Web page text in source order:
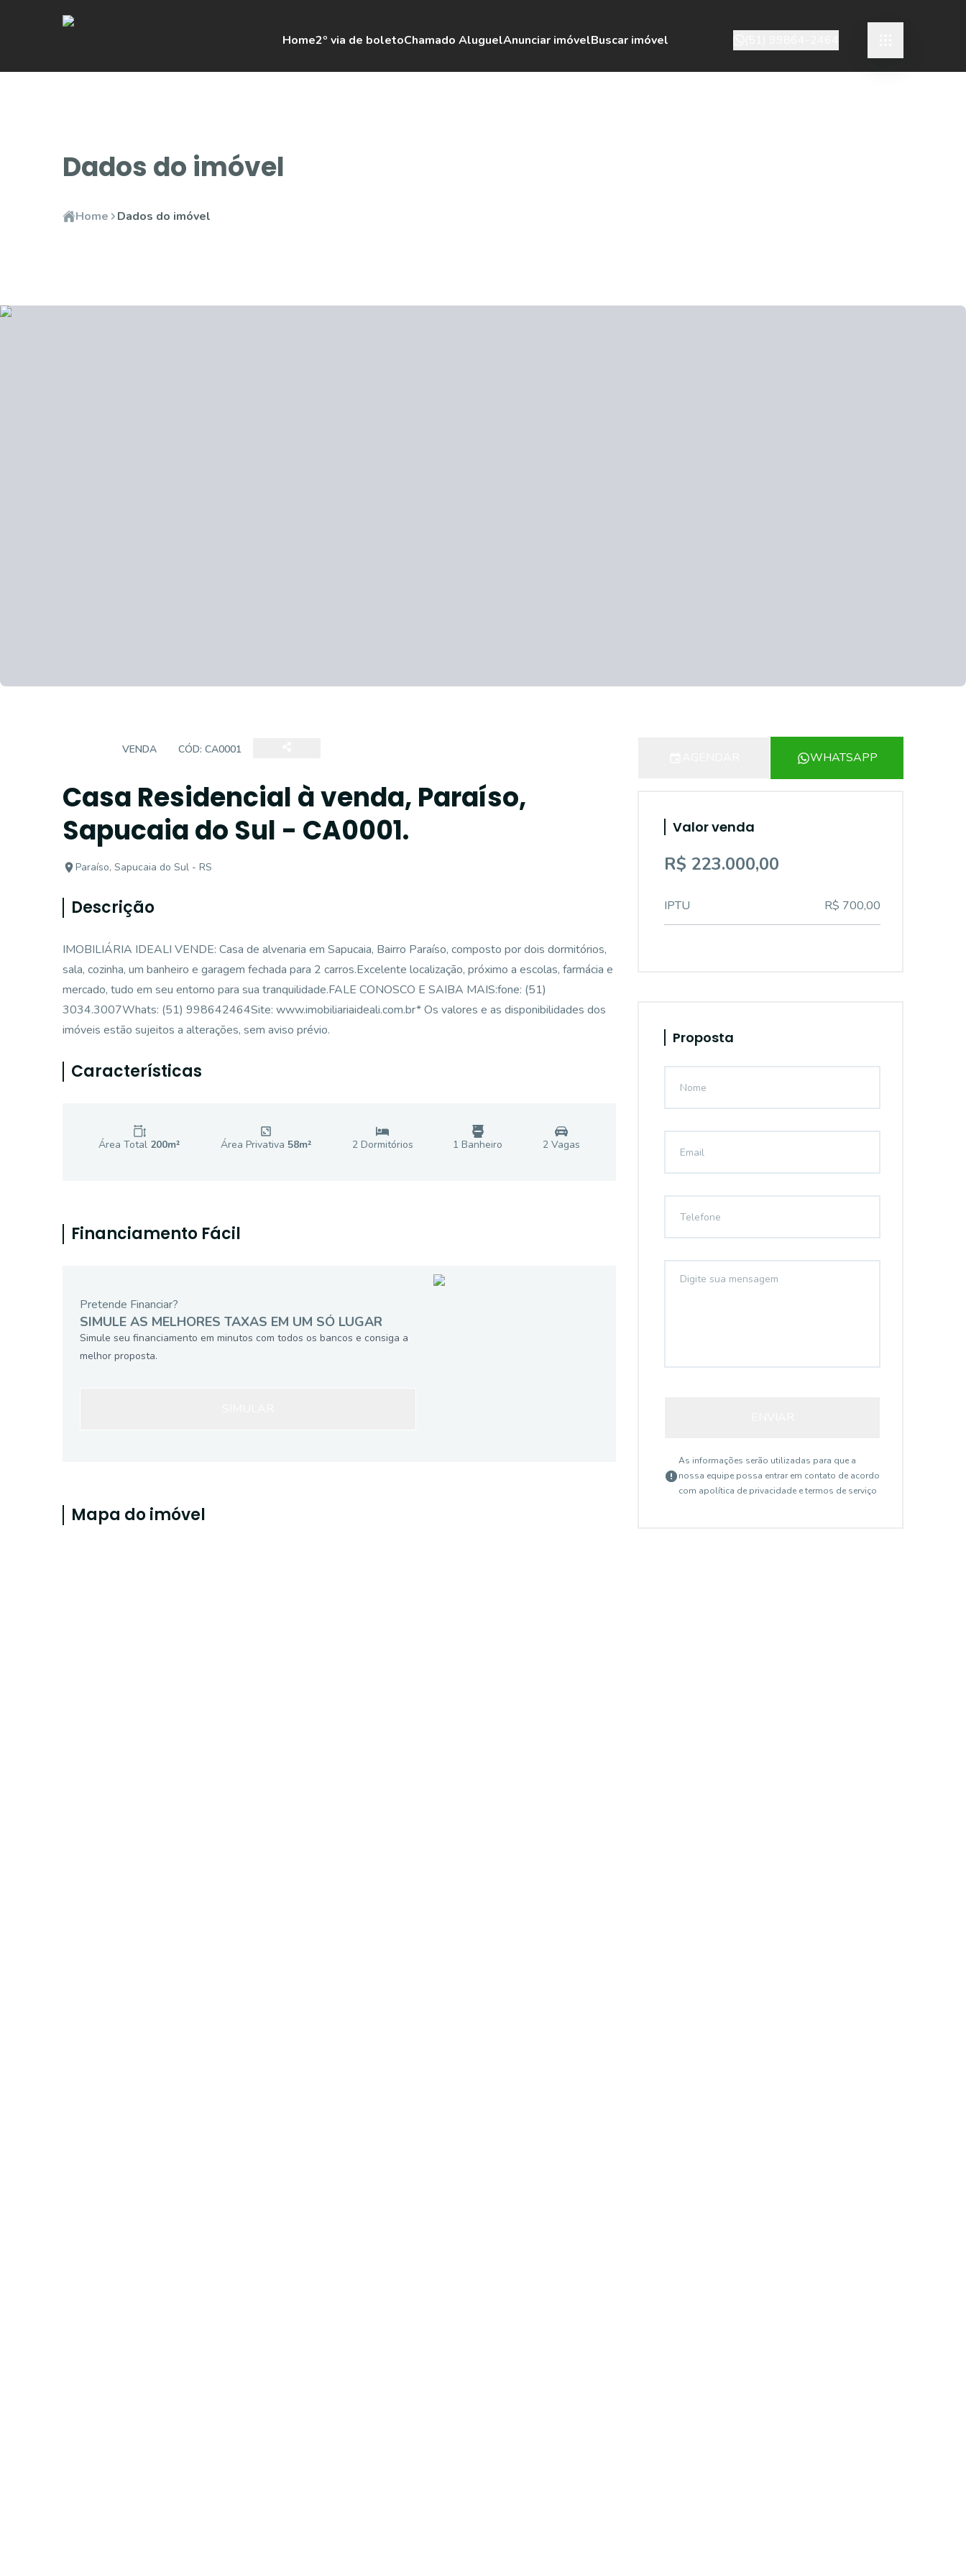
Home2º via de boletoChamado AluguelAnunciar imóvelBuscar imóvel
Dados do imóvel
Home Dados do imóvel
VENDA CÓD: CA0001
Casa Residencial à venda, Paraíso,
Sapucaia do Sul - CA0001.
Paraíso, Sapucaia do Sul - RS
Descrição
IMOBILIÁRIA IDEALI VENDE: Casa de alvenaria em Sapucaia, Bairro Paraíso, composto por dois dormitórios,
sala, cozinha, um banheiro e garagem fechada para 2 carros.Excelente localização, próximo a escolas, farmácia e
mercado, tudo em seu entorno para sua tranquilidade.FALE CONOSCO E SAIBA MAIS:fone: (51)
3034.3007Whats: (51) 998642464Site: www.imobiliariaideali.com.br* Os valores e as disponibilidades dos
imóveis estão sujeitos a alterações, sem aviso prévio.
Características
Área Total 200m² Área Privativa 58m² 2Dormitórios 1 Banheiro 2 Vagas
Financiamento Fácil
Pretende Financiar?
SIMULE AS MELHORES TAXAS EM UM SÓ LUGAR
Simule seu financiamento em minutos com todos os bancos e consiga a
melhor proposta.
Mapa do imóvel
WHATSAPP
Valor venda
R$ 223.000,00
IPTU R$ 700,00
Proposta
As informações serão utilizadas para que a
nossa equipe possa entrar em contato de acordo
com apolítica de privacidade e termos de serviço